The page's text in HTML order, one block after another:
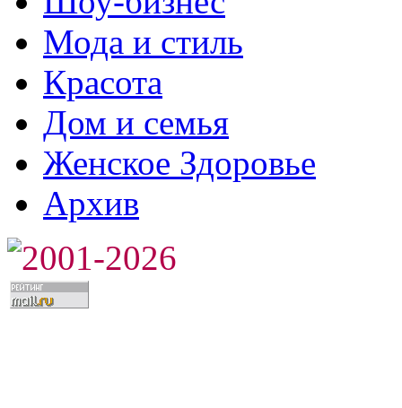
Мода и стиль
Красота
Дом и семья
Женское Здоровье
Архив
2001-2026